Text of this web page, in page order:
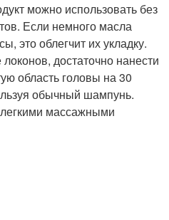
можно использовать без
Если немного масла
это облегчит их укладку.
достаточно нанести
область головы на 30
обычный шампунь.
массажными